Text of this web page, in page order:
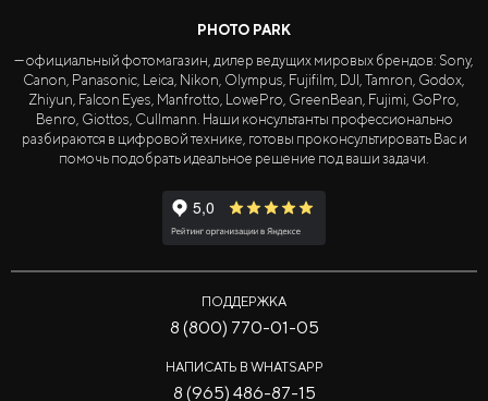
PHOTO PARK
— официальный фотомагазин, дилер ведущих мировых брендов: Sony,
Canon, Panasonic, Leica, Nikon, Olympus, Fujifilm, DJI, Tamron, Godox,
Zhiyun, Falcon Eyes, Manfrotto, LowePro, GreenBean, Fujimi, GoPro,
Benro, Giottos, Cullmann. Наши консультанты профессионально
разбираются в цифровой технике, готовы проконсультировать Вас и
помочь подобрать идеальное решение под ваши задачи.
ПОДДЕРЖКА
8 (800) 770-01-05
НАПИСАТЬ В WHATSAPP
8 (965) 486-87-15